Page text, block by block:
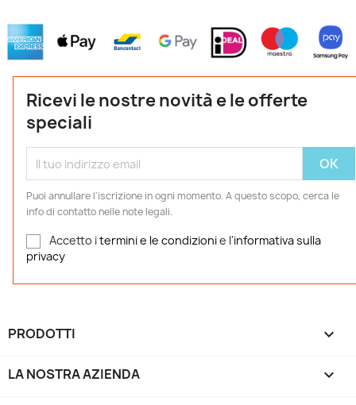
Ricevi le nostre novità e le offerte
speciali
Puoi annullare l'iscrizione in ogni momento. A questo scopo, cerca le
info di contatto nelle note legali.
Accetto itermini e le condizionie l'informativa sulla
privacy
PRODOTTI 
LA NOSTRA AZIENDA 